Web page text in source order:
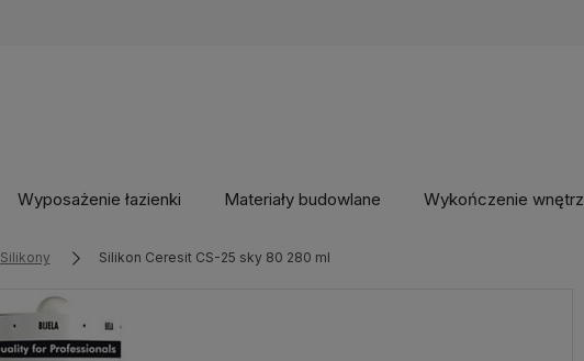
Wyposażenie łazienki Materiały budowlane Wykończenie wnętrz
Silikony Silikon Ceresit CS-25 sky 80 280 ml